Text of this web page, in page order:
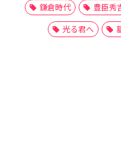
鎌倉時代
豊臣秀
光る君へ